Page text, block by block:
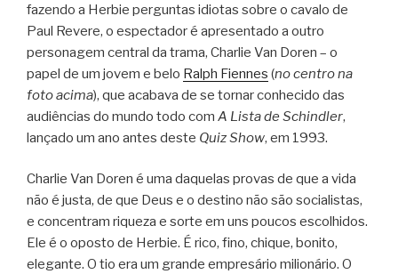
fazendo a Herbie perguntas idiotas sobre o cavalo de
Paul Revere, o espectador é apresentado a outro
personagem central da trama, Charlie Van Doren – o
papel de um jovem e belo Ralph Fiennes (no centro na
foto acima), que acabava de se tornar conhecido das
audiências do mundo todo com A Lista de Schindler,
lançado um ano antes deste Quiz Show, em 1993.
Charlie Van Doren é uma daquelas provas de que a vida
não é justa, de que Deus e o destino não são socialistas,
e concentram riqueza e sorte em uns poucos escolhidos.
Ele é o oposto de Herbie. É rico, fino, chique, bonito,
elegante. O tio era um grande empresário milionário. O